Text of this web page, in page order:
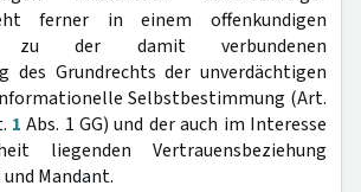
ferner in einem offenkundigen
zu der damit verbundenen
des Grundrechts der unverdächtigen
Selbstbestimmung (Art.
1 Abs. 1 GG) und der auch im Interesse
liegenden Vertrauensbeziehung
Mandant.